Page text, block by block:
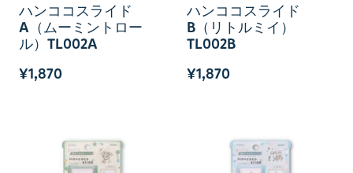
ハンココスライド
A（ムーミントロー
ル）TL002A
¥1,870
ハンココスライド
B（リトルミイ）
TL002B
¥1,870